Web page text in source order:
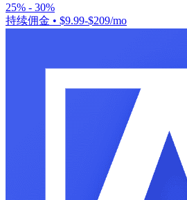
25% - 30%
持续佣金 • $9.99-$209/mo